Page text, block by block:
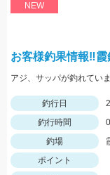
NEW
お客様釣果情報‼霞
アジ、サッパが釣れてい
釣行日
釣行時間
釣場
ポイント